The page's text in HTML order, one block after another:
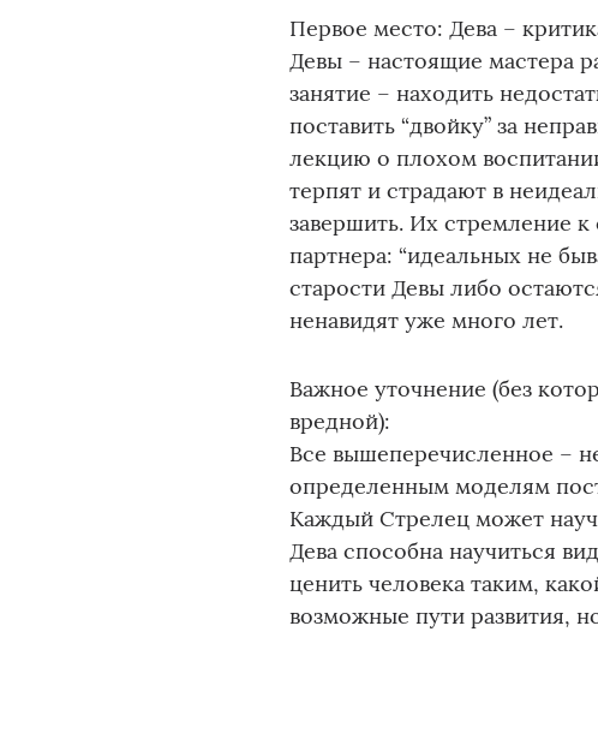
Первое место: Дева –
Девы – настоящие мастера
занятие – находить
поставить “двойку” за
лекцию о плохом
терпят и страдают в
завершить. Их стремление
партнера: “идеальных не
старости Девы либо
ненавидят уже много лет.
Важное уточнение (без
вредной):
Все вышеперечисленное –
определенным моделям
Каждый Стрелец может
Дева способна научиться
ценить человека таким,
возможные пути развития,